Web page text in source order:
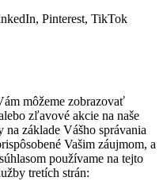
Pinterest, TikTok
môžeme zobrazovať
zľavové akcie na naše
základe Vášho správania
Vašim záujmom, a
používame na tejto
tretích strán: